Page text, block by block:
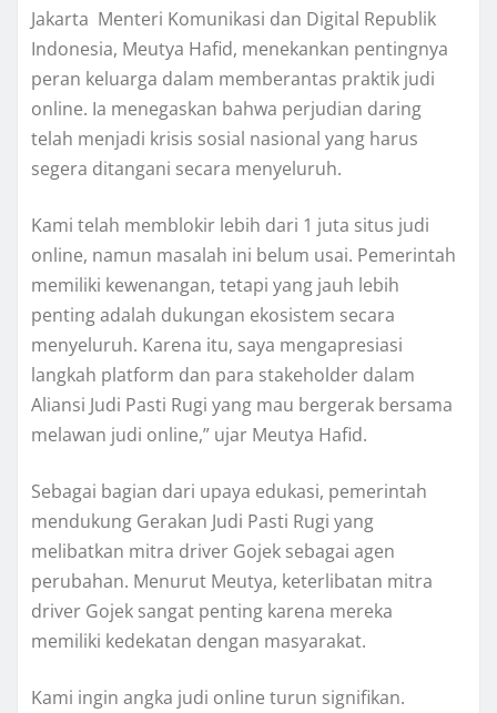
Jakarta  Menteri Komunikasi dan Digital Republik
Indonesia, Meutya Hafid, menekankan pentingnya
peran keluarga dalam memberantas praktik judi
online. Ia menegaskan bahwa perjudian daring
telah menjadi krisis sosial nasional yang harus
segera ditangani secara menyeluruh.
Kami telah memblokir lebih dari 1 juta situs judi
online, namun masalah ini belum usai. Pemerintah
memiliki kewenangan, tetapi yang jauh lebih
penting adalah dukungan ekosistem secara
menyeluruh. Karena itu, saya mengapresiasi
langkah platform dan para stakeholder dalam
Aliansi Judi Pasti Rugi yang mau bergerak bersama
melawan judi online,” ujar Meutya Hafid.
Sebagai bagian dari upaya edukasi, pemerintah
mendukung Gerakan Judi Pasti Rugi yang
melibatkan mitra driver Gojek sebagai agen
perubahan. Menurut Meutya, keterlibatan mitra
driver Gojek sangat penting karena mereka
memiliki kedekatan dengan masyarakat.
Kami ingin angka judi online turun signifikan.